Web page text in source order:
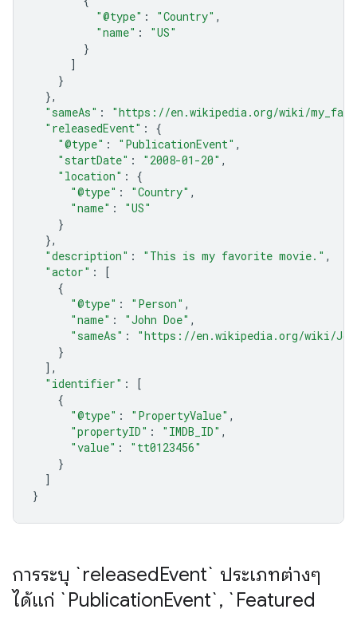
"@type" : "Country" ,
"name" :
"US"
}
]
}
},
"sameAs" :
"https://en.wikipedia.org/wiki/
"releasedEvent" :
{
"@type" : "PublicationEvent" ,
"startDate" : "2008-01-20" ,
"location" :
{
"@type" : "Country" ,
"name" :
"US"
}
},
"description" : "This is my favorite movie." ,
"actor" :
[
{
"@type" : "Person" ,
"name" : "John Doe" ,
"sameAs" :
"https://en.wikipedia.org/wiki/
}
],
"identifier" :
[
{
"@type" : "PropertyValue" ,
"propertyID" : "IMDB_ID" ,
"value" :
"tt0123456"
}
]
}
การระบุ `releasedEvent` ประเภทต่างๆ
ได้แก่ `PublicationEvent`, `Featured